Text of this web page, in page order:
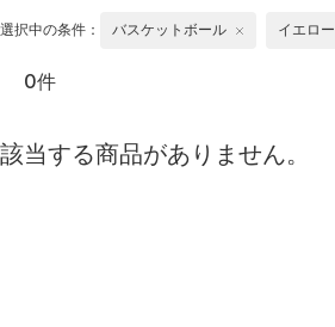
選択中の条件： バスケットボール イエロー
0件
該当する商品がありません。